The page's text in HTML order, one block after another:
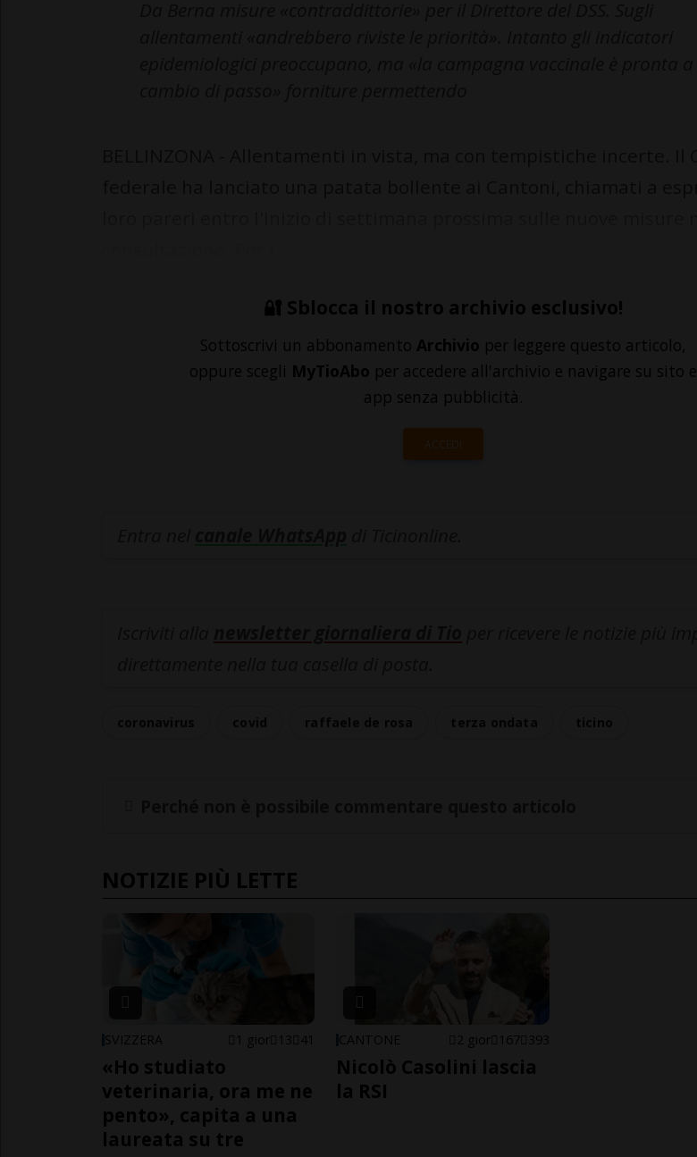
🔐 Sblocca il nostro archivio esclusivo!
Sottoscrivi un abbonamento Archivio per leggere questo articolo,
oppure scegli MyTioAbo per accedere all'archivio e navigare su sito e
app senza pubblicità.
ACCEDI
NOTIZIE PIÙ LETTE
SVIZZERA 1 gior 13 41
«Ho studiato
veterinaria, ora me ne
pento», capita a una
laureata su tre
CANTONE 2 gior 167 393
Nicolò Casolini lascia
la RSI